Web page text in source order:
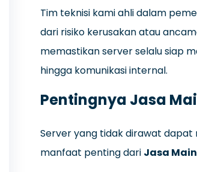
Tim teknisi kami ahli dalam
dari risiko kerusakan atau
memastikan server selalu siap
hingga komunikasi internal.
Pentingnya Jasa
Server yang tidak dirawat
manfaat penting dari Jasa